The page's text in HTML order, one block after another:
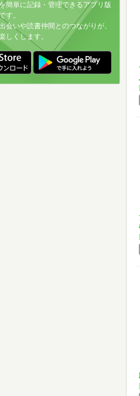
簡単に記録・管理できるアプリ版
す。
会いや読書仲間とのつながりが、
しくします。